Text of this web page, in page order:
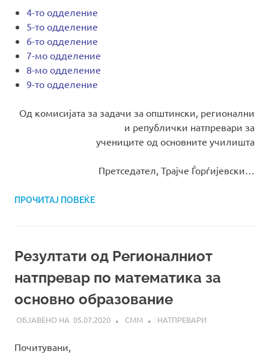
4-то одделение
5-то одделение
6-то одделение
7-мо одделение
8-мо одделение
9-то одделение
Од комисијата за задачи за општински, регионални
и републички натпревари за
учениците од основните училишта
Претседател, Трајче Ѓорѓијевски…
ПРОЧИТАЈ ПОВЕЌЕ
Резултати од Регионалниот
натпревар по математика за
основно образование
05.07.2020 СММ НАТПРЕВАРИ
Почитувани,